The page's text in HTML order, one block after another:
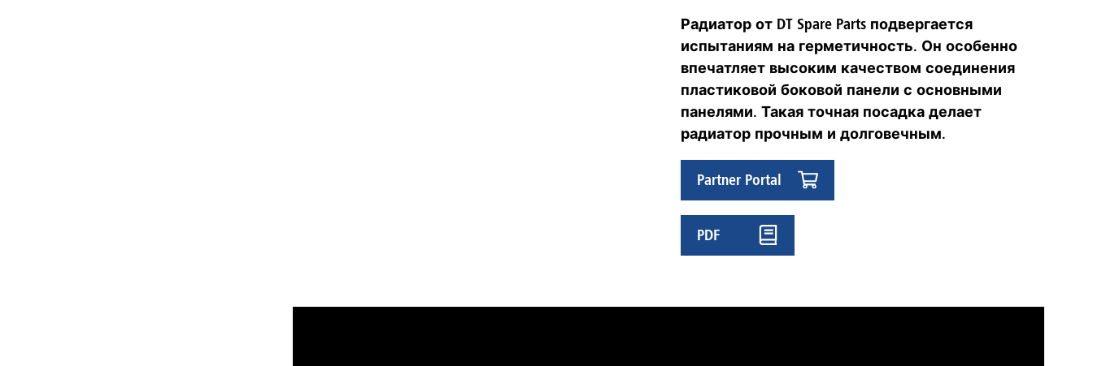
Радиатор от DT Spare Parts подвергается
испытаниям на герметичность. Он особенно
впечатляет высоким качеством соединения
пластиковой боковой панели с основными
панелями. Такая точная посадка делает
радиатор прочным и долговечным.
Partner Portal
PDF